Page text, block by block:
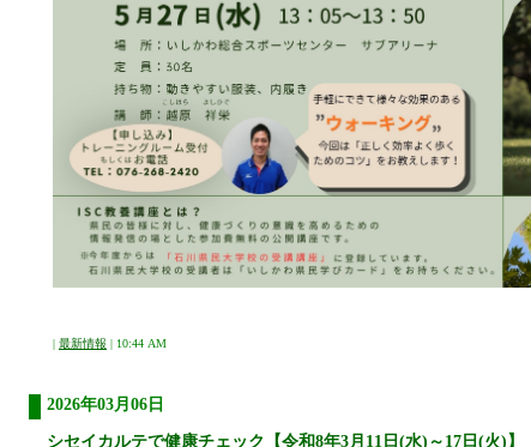
| 最新情報 | 10:44 AM
2026年03月06日
シセイカルテで健康チェック【令和8年3月11日(水)～17日(火)】